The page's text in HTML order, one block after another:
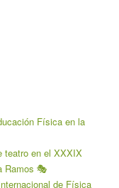
Física en la
teatro en el XXXIX
Ramos 🎭
de Física